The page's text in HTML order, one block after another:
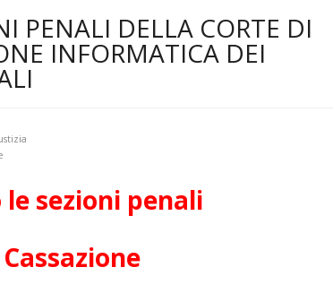
PENALI DELLA CORTE DI
INFORMATICA DEI
sezioni penali